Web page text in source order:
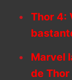
Thor 4:
Marvel
de